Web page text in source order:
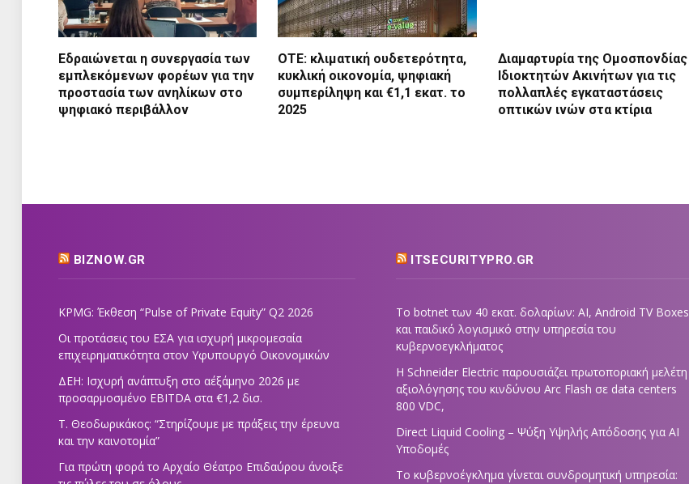
Εδραιώνεται η συνεργασία των
εμπλεκόμενων φορέων για την
προστασία των ανηλίκων στο
ψηφιακό περιβάλλον
ΟΤΕ: κλιματική ουδετερότητα,
κυκλική οικονομία, ψηφιακή
συμπερίληψη και €1,1 εκατ. το
2025
Διαμαρτυρία της Ομοσπονδίας
Ιδιοκτητών Ακινήτων για τις
πολλαπλές εγκαταστάσεις
οπτικών ινών στα κτίρια
BIZNOW.GR
KPMG: Έκθεση “Pulse of Private Equity” Q2 2026
Οι προτάσεις του ΕΣΑ για ισχυρή μικρομεσαία
επιχειρηματικότητα στον Υφυπουργό Οικονομικών
ΔΕΗ: Ισχυρή ανάπτυξη στο α΄εξάμηνο 2026 με
προσαρμοσμένο EBITDA στα €1,2 δισ.
Τ. Θεοδωρικάκος: “Στηρίζουμε με πράξεις την έρευνα
και την καινοτομία”
Για πρώτη φορά το Αρχαίο Θέατρο Επιδαύρου άνοιξε
ITSECURITYPRO.GR
Το botnet των 40 εκατ. δολαρίων: AI, Android TV Boxes
και παιδικό λογισμικό στην υπηρεσία του
κυβερνοεγκλήματος
Η Schneider Electric παρουσιάζει πρωτοποριακή μελέτη
αξιολόγησης του κινδύνου Arc Flash σε data centers
800 VDC,
Direct Liquid Cooling – Ψύξη Υψηλής Απόδοσης για AI
Υποδομές
Το κυβερνοέγκλημα γίνεται συνδρομητική υπηρεσία: